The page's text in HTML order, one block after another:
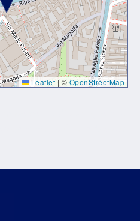
Leaflet | © OpenStreetMap